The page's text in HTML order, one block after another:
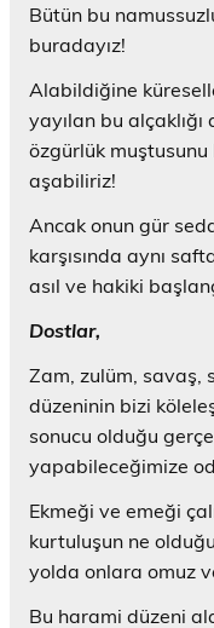
Bütün bu
buradayız!
Alabildiğine
yayılan bu
özgürlük muştusunu
aşabiliriz!
Ancak onun gür
karşısında aynı
asıl ve hakiki
Dostlar,
Zam, zulüm, savaş,
düzeninin bizi
sonucu olduğu
yapabileceğimize
Ekmeği ve emeği
kurtuluşun ne
yolda onlara omuz
Bu harami düzeni